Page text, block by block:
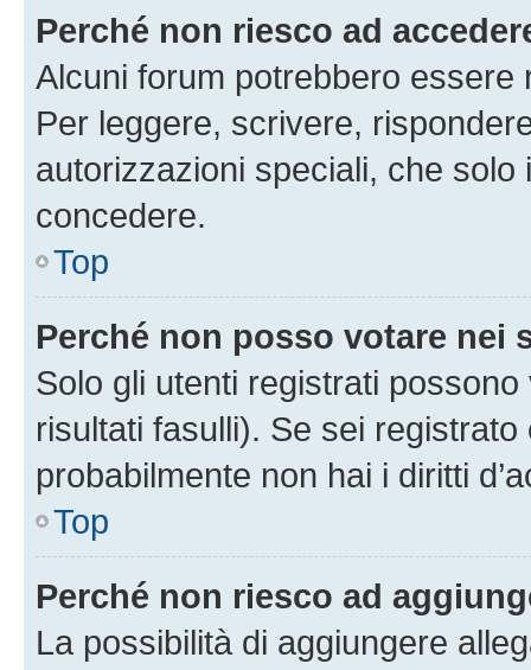
Perché non riesco ad
Alcuni forum potrebbero
Per leggere, scrivere,
autorizzazioni speciali, che solo
concedere.
Top
Perché non posso votare nei
Solo gli utenti registrati
risultati fasulli). Se sei
probabilmente non hai i diritti
Top
Perché non riesco ad
La possibilità di aggiungere